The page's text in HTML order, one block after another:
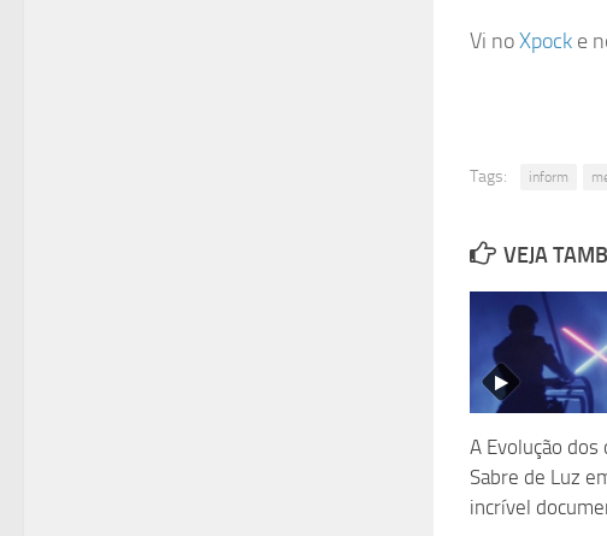
Vi noXpock e
Tags: inform
VEJA
A Evolução dos
Sabre de Luz
incrível